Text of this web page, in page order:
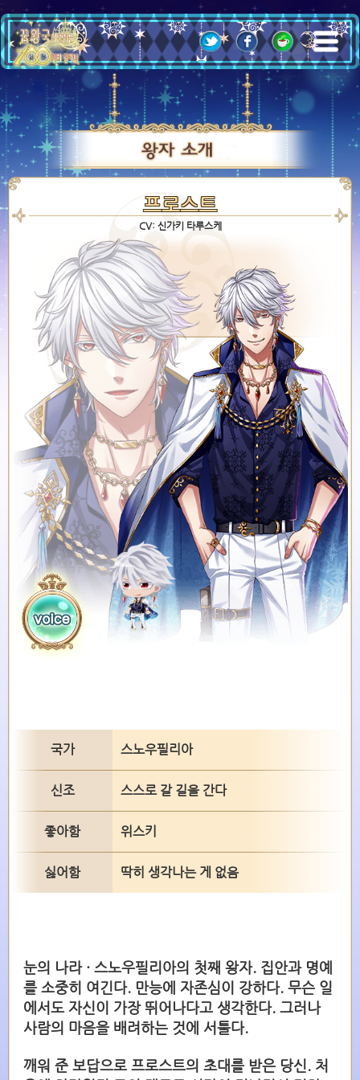
;
프로스트
CV: 신가키 타루스케
국가 스노우필리아
신조 스스로 갈 길을 간다
좋아함 위스키
싫어함 딱히 생각나는 게 없음
눈의 나라 · 스노우필리아의 첫째 왕자. 집안과 명예
를 소중히 여긴다. 만능에 자존심이 강하다. 무슨 일
에서도 자신이 가장 뛰어나다고 생각한다. 그러나
사람의 마음을 배려하는 것에 서툴다.
깨워 준 보답으로 프로스트의 초대를 받은 당신. 처